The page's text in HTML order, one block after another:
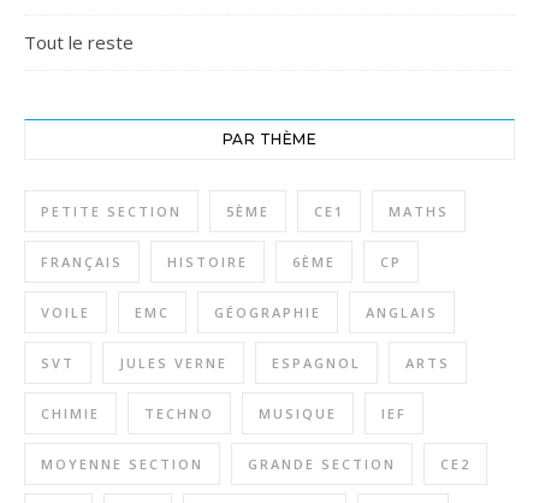
Tout le reste
PAR THÈME
PETITE SECTION 5ÈME CE1 MATHS
FRANÇAIS HISTOIRE 6ÈME CP
VOILE EMC GÉOGRAPHIE ANGLAIS
SVT JULES VERNE ESPAGNOL ARTS
CHIMIE TECHNO MUSIQUE IEF
MOYENNE SECTION GRANDE SECTION CE2